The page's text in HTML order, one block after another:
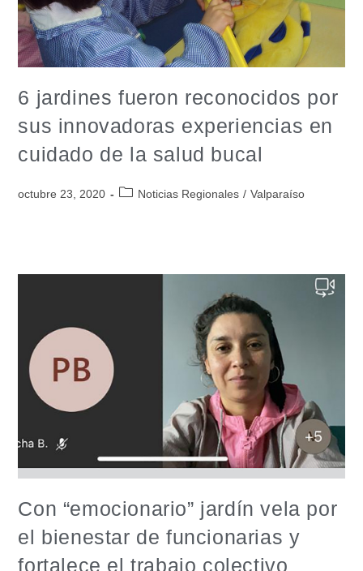
6 jardines fueron reconocidos por
sus innovadoras experiencias en
cuidado de la salud bucal
octubre 23, 2020 Noticias Regionales / Valparaíso
Con “emocionario” jardín vela por
el bienestar de funcionarias y
fortalece el trabajo colectivo